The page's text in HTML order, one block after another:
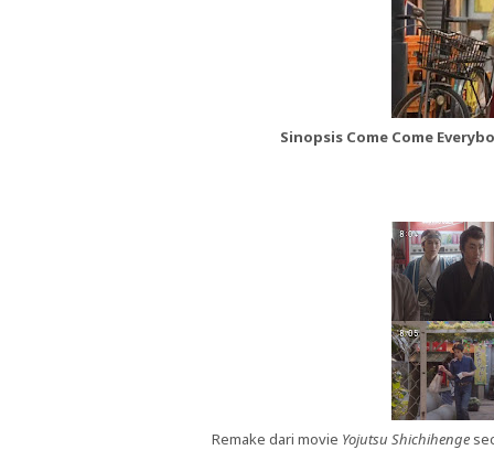
Sinopsis Come Come
Remake dari movie Yojutsu Shichihenge